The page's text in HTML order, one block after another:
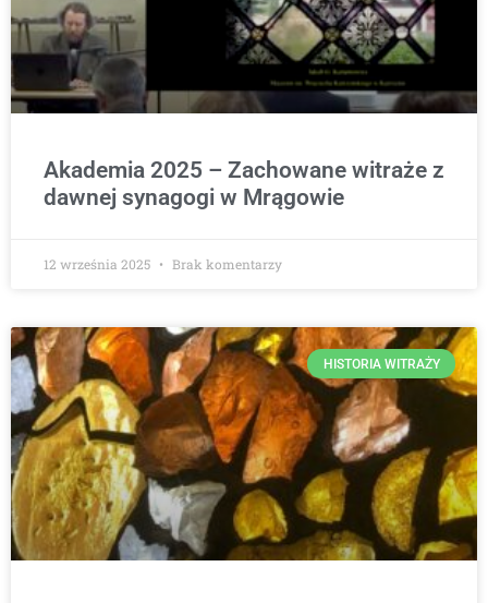
Akademia 2025 – Zachowane witraże z
dawnej synagogi w Mrągowie
12 września 2025 Brak komentarzy
HISTORIA WITRAŻY